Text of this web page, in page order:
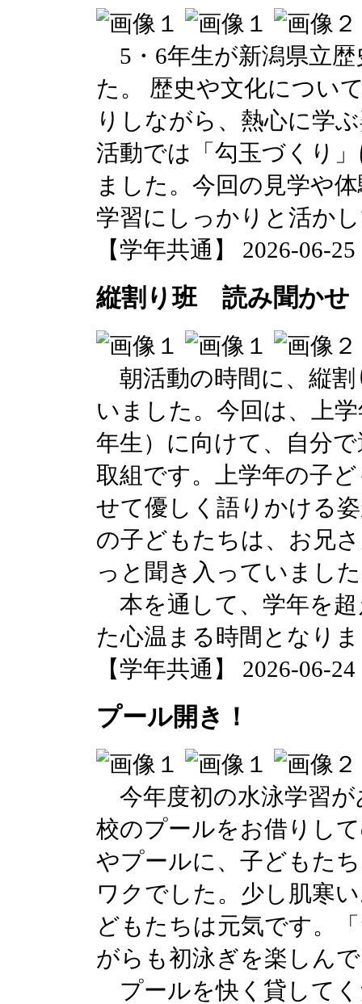
5・6年生が新潟県立
た。 歴史や文化につい
りしながら、熱心に学
活動では「勾玉づくり
ました。今回の見学や
学習にしっかりと活か
【学年共通】 2026-06-
縦割り班 読み聞かせ
朝活動の時間に、縦割
いました。今回は、上
年生）に向けて、自分
取組です。上学年の子
せて優しく語りかける
の子どもたちは、お兄
っと聞き入っていまし
本を通して、学年を
た心温まる時間となり
【学年共通】 2026-06-
プール開き！
今年度初の水泳学習が
校のプールをお借りし
やプールに、子どもた
ワクでした。少し肌寒
どもたちは元気です。
がらも初泳ぎを楽しん
プールを快く貸して